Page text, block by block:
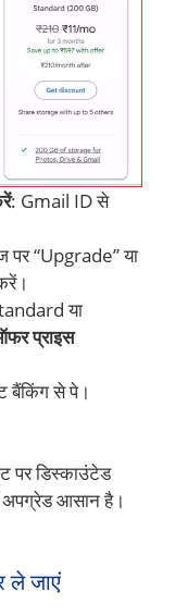
: Gmail ID से
पर “Upgrade” या
या
प्राइस
बैंकिंग से पे।
पर डिस्काउंटेड
अपग्रेड आसान है।
ले जाएं